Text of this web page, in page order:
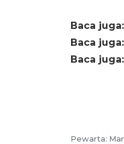
Baca juga:
Baca juga:
Baca juga:
Pewarta: